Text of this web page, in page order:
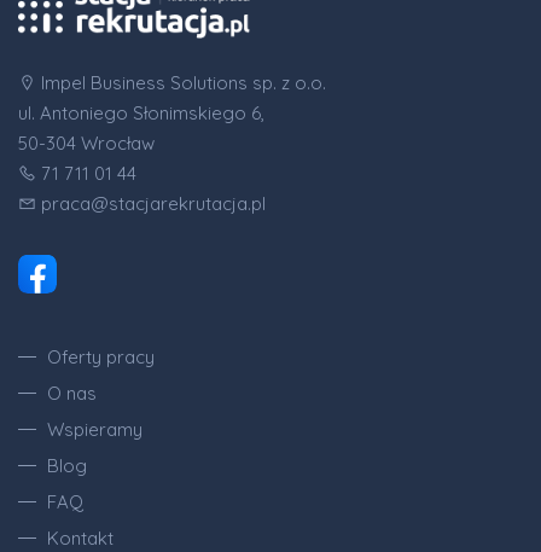
Impel Business Solutions sp. z o.o.
ul. Antoniego Słonimskiego 6,
50-304 Wrocław
71 711 01 44
praca@stacjarekrutacja.pl
Oferty pracy
O nas
Wspieramy
Blog
FAQ
Kontakt